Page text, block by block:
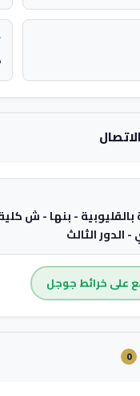
- بنها - ش
الدور الثالث
على خرائط جوجل
0